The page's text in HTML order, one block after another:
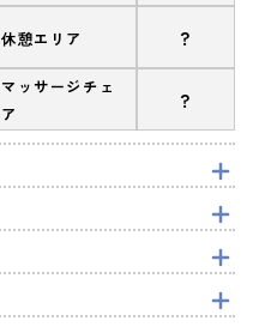
休憩エリア ?
マッサージチェ
ア
?